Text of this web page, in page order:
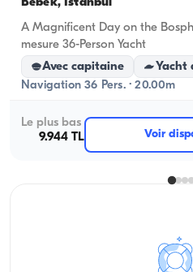
Bebek, İstanbul
A Magnificent Day on the
mesure 36-Person Yacht
Avec capitaine
Yacht
Navigation 36 Pers. · 20.00m
Le plus bas
9.944 TL
Voir